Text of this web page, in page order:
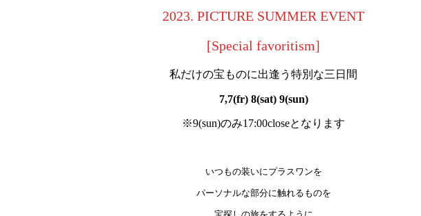
2023. PICTURE SUMMER EVENT
[Special favoritism]
私だけの宝ものに出逢う特別な三日間
7,7(fr) 8(sat) 9(sun)
※9(sun)のみ17:00closeとなります
いつもの装いにプラスワンを
パーソナルな部分に触れるものを